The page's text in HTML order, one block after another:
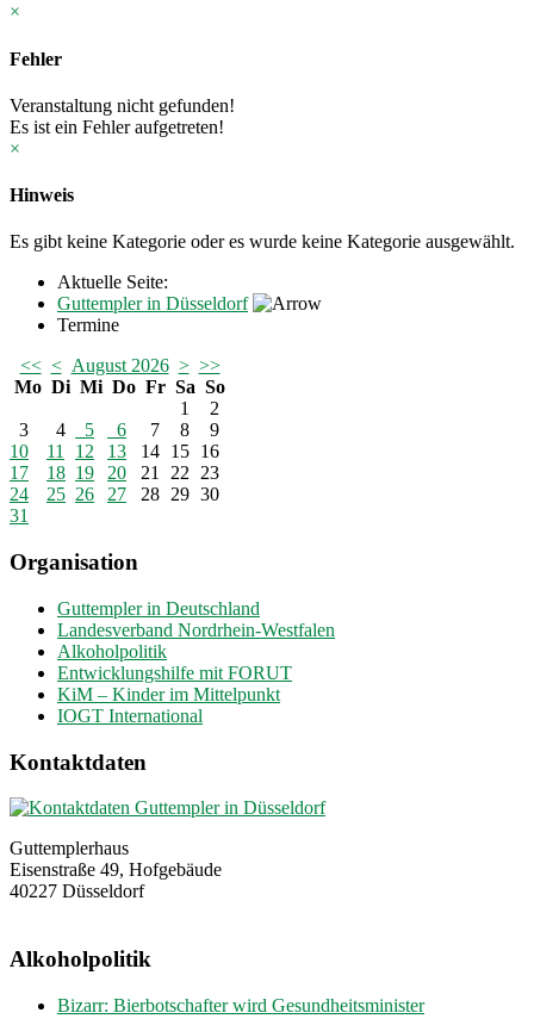
×
Fehler
Veranstaltung nicht gefunden!
Es ist ein Fehler aufgetreten!
×
Hinweis
Es gibt keine Kategorie oder es wurde keine Kategorie ausgewählt.
Aktuelle Seite:
Guttempler in Düsseldorf
Termine
<< < August 2026 > >>
Mo Di Mi Do Fr Sa So
1
2
3
4 5 6 7 8
9
10
11 12 13 14 15 16
17
18 19 20 21 22
23
24
25 26 27 28 29 30
31
Organisation
Guttempler in Deutschland
Landesverband Nordrhein-Westfalen
Alkoholpolitik
Entwicklungshilfe mit FORUT
KiM – Kinder im Mittelpunkt
IOGT International
Kontaktdaten
Guttemplerhaus
Eisenstraße 49, Hofgebäude
40227 Düsseldorf
Alkoholpolitik
Bizarr: Bierbotschafter wird Gesundheitsminister